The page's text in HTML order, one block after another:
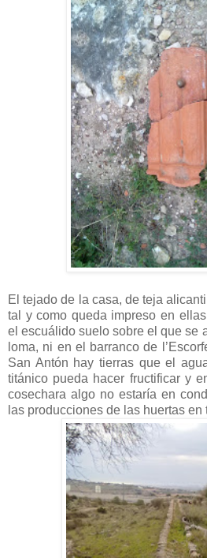
El tejado de la casa, de teja
tal y como queda impreso en
el escuálido suelo sobre el que se
loma, ni en el barranco de
San Antón hay tierras que el
titánico pueda hacer fructificar y
cosechara algo no estaría en
las producciones de las huertas en